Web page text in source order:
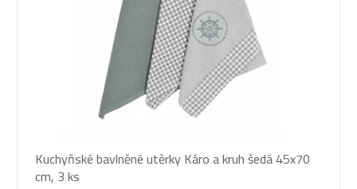
Kuchyňské bavlněné utěrky Káro a kruh šedá 45x70
cm, 3 ks